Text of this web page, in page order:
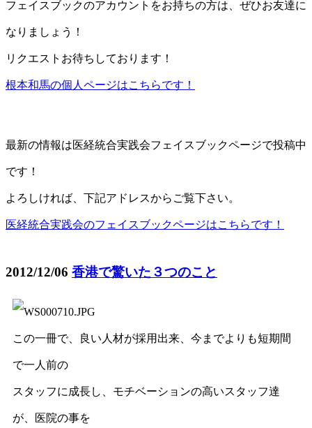
フェイスブックのアカウントをお持ちの方は、ぜひお友達に
なりましょう！
リクエストお待ちしております！
根本和馬の個人ページはこちらです！
最新の情報は医経統合実践会フェイスブックページで投稿中
です！
よろしければ、下記アドレスからご覧下さい。
医経統合実践会のフェイスブックページはこちらです！
2012/12/06 香港で驚いた３つのこと
この一冊で、良い人材が採用出来、今までよりも短期間
で一人前の
スタッフに成長し、モチベーションの高いスタッフ達
が、医院の事を